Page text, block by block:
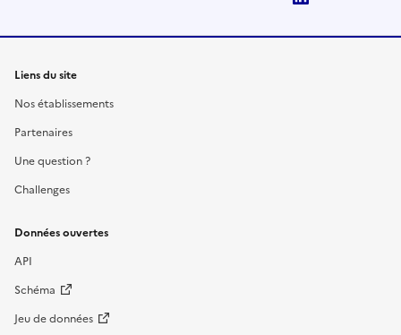
Liens du site
Nos établissements
Partenaires
Une question ?
Challenges
Données ouvertes
API
Schéma
Jeu de données